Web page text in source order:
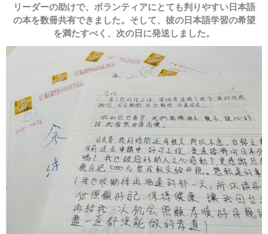
リーダーの助けで、ボランティアにとても判りやすい日本語
の本を数冊共有できました。そして、彼の日本語学習の希望
を満たすべく、次の日に発送しました。